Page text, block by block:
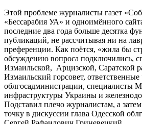
Этой проблеме журналисты газет
«Бессарабия УА» и одноимённого
последние два года больше десятка
публикаций, не рассчитывая ни на
преференции. Как поётся, «жила бы
обсуждению вопроса подключились,
Измаильской, Арцизской, Саратской
Измаильский горсовет,
облгосадминистрации, специалисты
инфраструктуры Украины и
Подставил плечо журналистам, а
точку в дискуссии глава Одесской